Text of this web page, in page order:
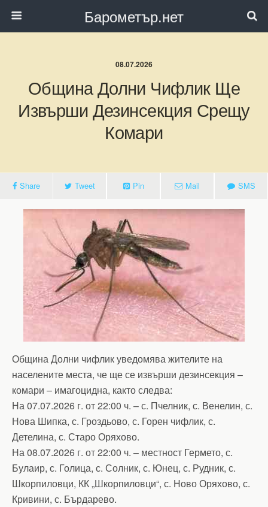
Барометър.нет
08.07.2026
Община Долни Чифлик Ще
Извърши Дезинсекция Срещу
Комари
Share Tweet Pin Mail SMS
Община Долни чифлик уведомява жителите на
населените места, че ще се извърши дезинсекция –
комари – имагоцидна, както следва:
На 07.07.2026 г. от 22:00 ч. – с. Пчелник, с. Венелин, с.
Нова Шипка, с. Гроздьово, с. Горен чифлик, с.
Детелина, с. Старо Оряхово.
На 08.07.2026 г. от 22:00 ч. – местност Гермето, с.
Булаир, с. Голица, с. Солник, с. Юнец, с. Рудник, с.
Шкорпиловци, КК „Шкорпиловци“, с. Ново Оряхово, с.
Кривини, с. Бърдарево.